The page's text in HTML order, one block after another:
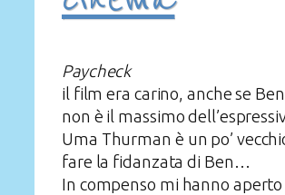
Paycheck
il film era carino, anche se
non è il massimo
Uma Thurman è un po’
fare la fidanzata di Ben…
In compenso mi hanno aperto